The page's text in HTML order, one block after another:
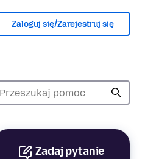
Zaloguj się/Zarejestruj się
Zadaj pytanie